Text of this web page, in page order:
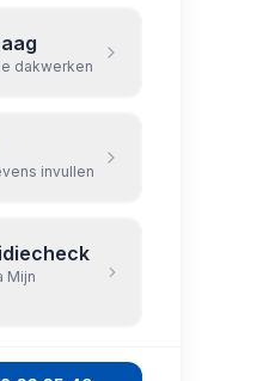
dakwerken
invullen
Mijn